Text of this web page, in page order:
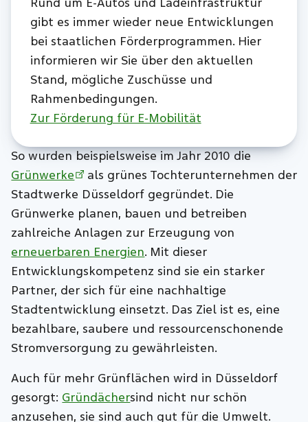
Rund um E-Autos und Ladeinfrastruktur
gibt es immer wieder neue Entwicklungen
bei staatlichen Förderprogrammen. Hier
informieren wir Sie über den aktuellen
Stand, mögliche Zuschüsse und
Rahmenbedingungen.
Zur Förderung für E-Mobilität
So wurden beispielsweise im Jahr 2010 die
Grünwerke
als grünes Tochterunternehmen der
Stadtwerke Düsseldorf gegründet. Die
Grünwerke planen, bauen und betreiben
zahlreiche Anlagen zur Erzeugung von
erneuerbaren Energien. Mit dieser
Entwicklungskompetenz sind sie ein starker
Partner, der sich für eine nachhaltige
Stadtentwicklung einsetzt. Das Ziel ist es, eine
bezahlbare, saubere und ressourcenschonende
Stromversorgung zu gewährleisten.
Auch für mehr Grünflächen wird in Düsseldorf
gesorgt: Gründächersind nicht nur schön
anzusehen, sie sind auch gut für die Umwelt.